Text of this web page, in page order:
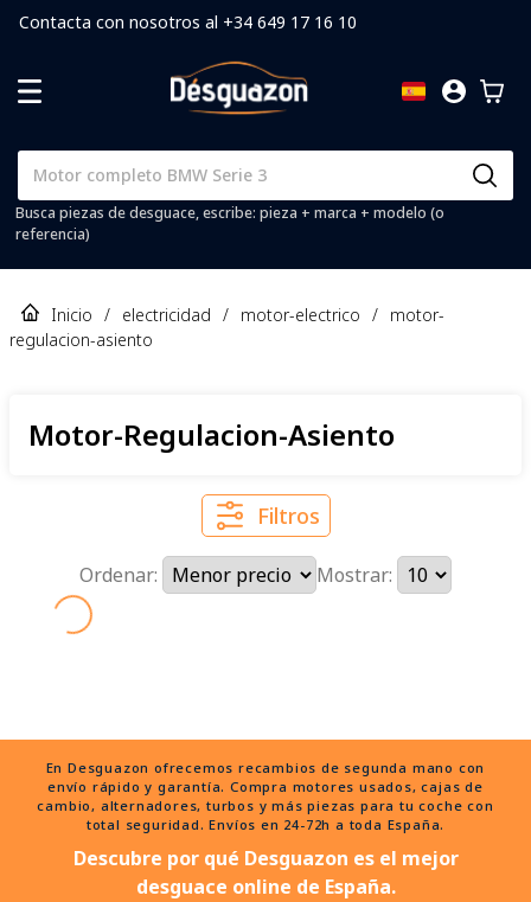
Contacta con nosotros al +34 649 17 16 10
Busca piezas de desguace, escribe: pieza + marca + modelo (o
referencia)
Inicio / electricidad / motor-electrico / motor-
regulacion-asiento
Motor-Regulacion-Asiento
Filtros
Ordenar: Mostrar:
En Desguazon ofrecemos recambios de segunda mano con
envío rápido y garantía. Compra motores usados, cajas de
cambio, alternadores, turbos y más piezas para tu coche con
total seguridad. Envíos en 24-72h a toda España.
Descubre por qué Desguazon es el mejor
desguace online de España.